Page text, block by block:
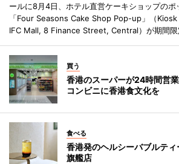
ールに8月4日、ホテル直営ケーキショップのポ
「Four Seasons Cake Shop Pop-up」（
IFC Mall, 8 Finance Street, Central）が期間限
買う
香港のスーパーが24時間営
コンビニに香港食文化を
食べる
香港発のヘルシーバブルテ
旗艦店